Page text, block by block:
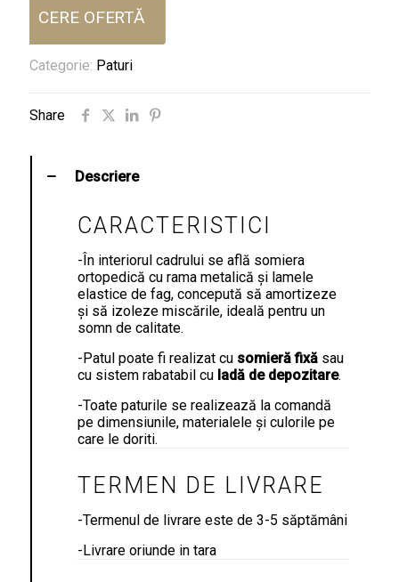
CERE OFERTĂ
Categorie: Paturi
Share
Descriere
CARACTERISTICI
-În interiorul cadrului se află somiera
ortopedică cu rama metalică și lamele
elastice de fag, concepută să amortizeze
și să izoleze miscările, ideală pentru un
somn de calitate.
-Patul poate fi realizat cu somieră fixă sau
cu sistem rabatabil cu ladă de depozitare.
-Toate paturile se realizează la comandă
pe dimensiunile, materialele și culorile pe
care le doriti.
TERMEN DE LIVRARE
-Termenul de livrare este de 3-5 săptămâni
-Livrare oriunde in tara